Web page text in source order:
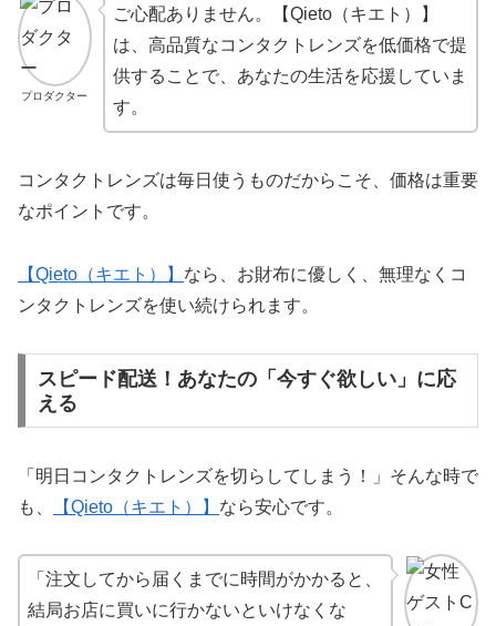
プロダクター
ご心配ありません。【Qieto（キエト）】
は、高品質なコンタクトレンズを低価格で提
供することで、あなたの生活を応援していま
す。
コンタクトレンズは毎日使うものだからこそ、価格は重要
なポイントです。
【Qieto（キエト）】 なら、お財布に優しく、無理なくコ
ンタクトレンズを使い続けられます。
スピード配送！あなたの「今すぐ欲しい」に応
える
「明日コンタクトレンズを切らしてしまう！」そんな時で
も、
【Qieto（キエト）】 なら安心です。
「注文してから届くまでに時間がかかると、
結局お店に買いに行かないといけなくな